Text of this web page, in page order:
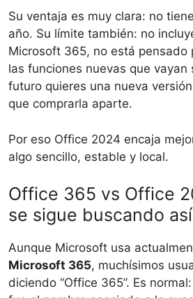
Su ventaja es muy clara: no
año. Su límite también: no
Microsoft 365, no está pensado
las funciones nuevas que vayan
futuro quieres una nueva
que comprarla aparte.
Por eso Office 2024 encaja
algo sencillo, estable y local.
Office 365 vs Office
se sigue buscando así
Aunque Microsoft usa
Microsoft 365, muchísimos
diciendo “Office 365”. Es